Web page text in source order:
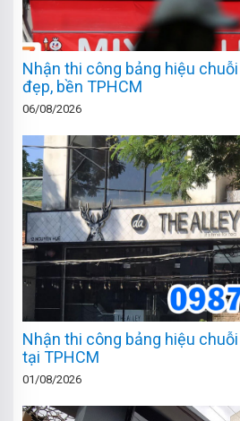
Nhận thi công bảng hiệu chuỗi
đẹp, bền TPHCM
06/08/2026
Nhận thi công bảng hiệu
tại TPHCM
01/08/2026